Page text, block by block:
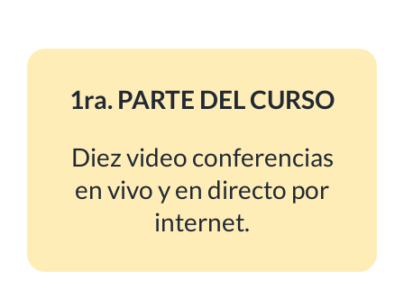
1ra. PARTE DEL CURSO
Diez video conferencias
en vivo y en directo por
internet.